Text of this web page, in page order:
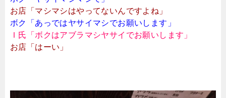
お店「マシマシはやってないんですよね」
ボク「あっではヤサイマシでお願いします」
Ｉ氏「ボクはアブラマシヤサイでお願いします」
お店「はーい」